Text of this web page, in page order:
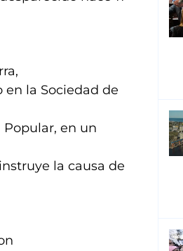
la Sociedad de
en un
la causa de